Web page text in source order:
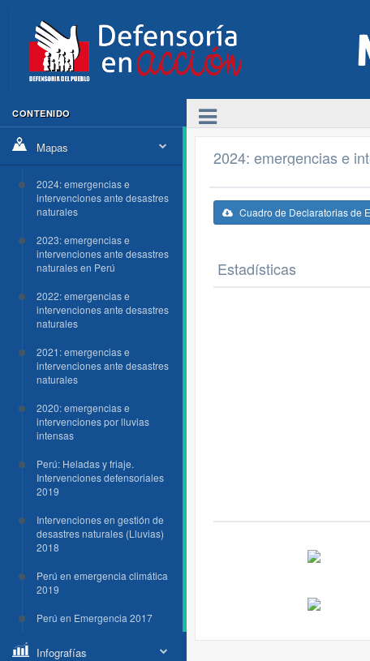
CONTENIDO
Mapas
2024: emergencias e
intervenciones ante desastres
naturales
2023: emergencias e
intervenciones ante desastres
naturales en Perú
2022: emergencias e
intervenciones ante desastres
naturales
2021: emergencias e
intervenciones ante desastres
naturales
2020: emergencias e
intervenciones por lluvias
intensas
Perú: Heladas y friaje.
Intervenciones defensoriales
2019
Intervenciones en gestión de
desastres naturales (Lluvias)
2018
Perú en emergencia climática
2019
Perú en Emergencia 2017
Infografías
2024: emergencias e
Cuadro de Declaratorias de
Estadísticas